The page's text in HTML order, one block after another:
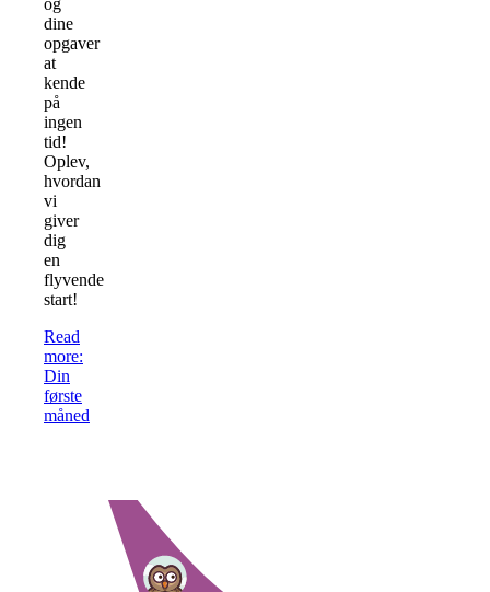
dine
opgaver
at
kende
på
ingen
tid!
Oplev,
hvordan
vi
giver
dig
en
flyvende
start!
Read
more:
Din
første
måned